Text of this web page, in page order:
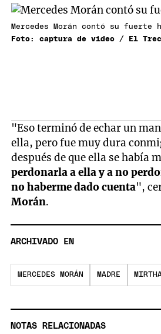
Mercedes Morán contó su fuerte
Foto: captura de video / El
"Eso terminó de echar un
ella, pero fue muy dura
después de que ella se había
perdonarla a ella y a no
no haberme dado cuenta",
Morán.
ARCHIVADO EN
MERCEDES MORÁN MADRE
NOTAS RELACIONADAS